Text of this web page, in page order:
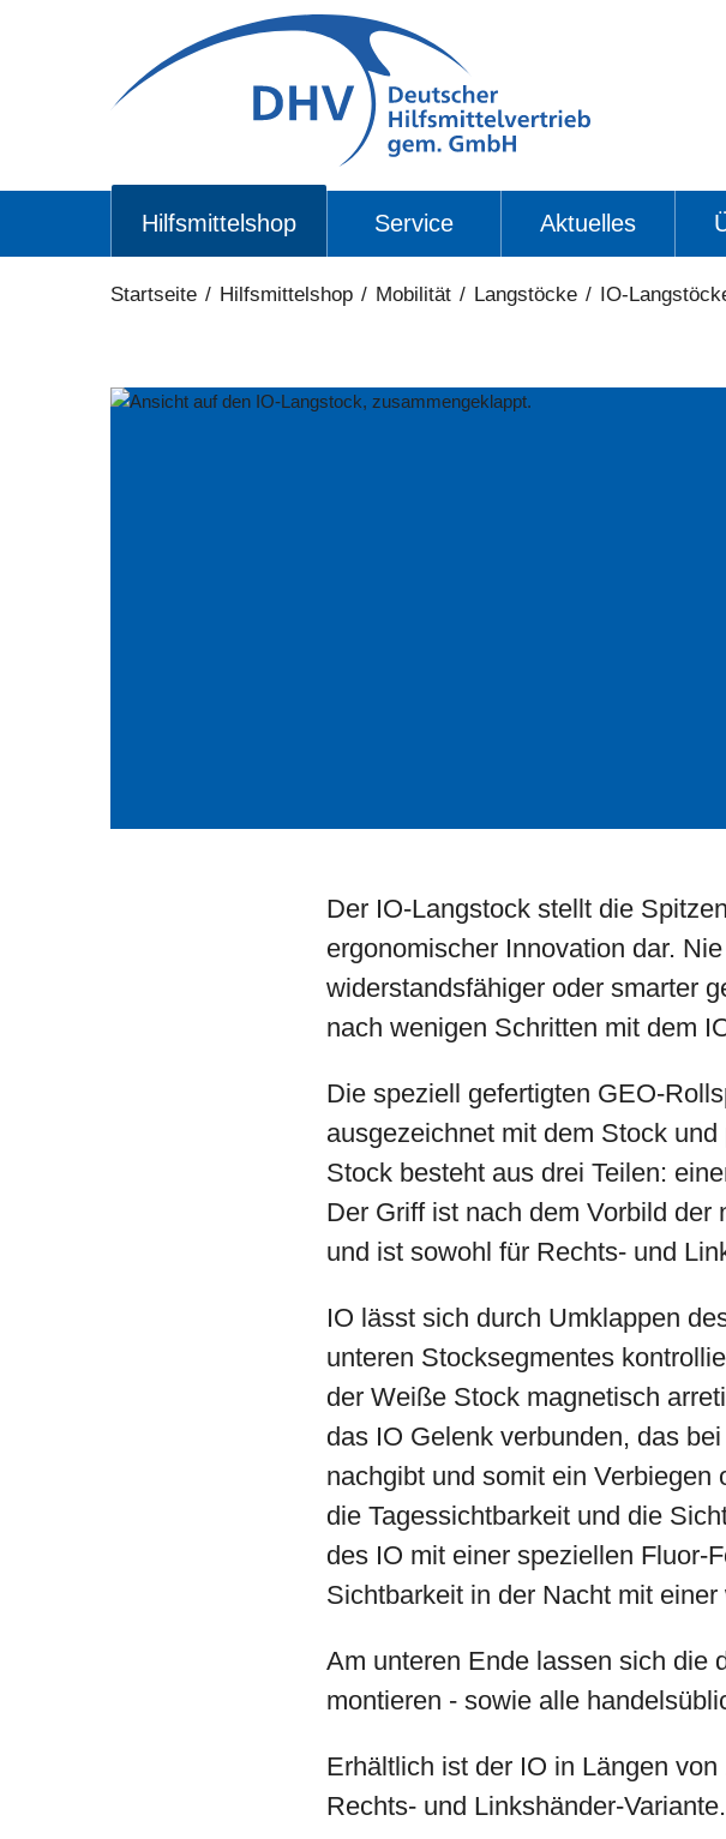
Hilfsmittelshop Service Aktuelles
Startseite / Hilfsmittelshop / Mobilität / Langstöcke / IO-
Der IO-Langstock stellt die
ergonomischer Innovation dar.
widerstandsfähiger oder smarter
nach wenigen Schritten mit dem
Die speziell gefertigten GEO-
ausgezeichnet mit dem Stock
Stock besteht aus drei Teilen:
Der Griff ist nach dem Vorbild
und ist sowohl für Rechts- und
IO lässt sich durch Umklappen
unteren Stocksegmentes
der Weiße Stock magnetisch
das IO Gelenk verbunden, das
nachgibt und somit ein
die Tagessichtbarkeit und die
des IO mit einer speziellen Fluor-
Sichtbarkeit in der Nacht mit
Am unteren Ende lassen sich die
montieren - sowie alle
Erhältlich ist der IO in Längen
Rechts- und Linkshänder-Variante.